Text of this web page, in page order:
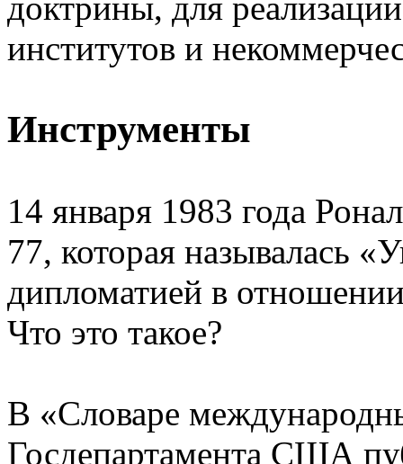
доктрины, для
институтов и
Инструменты
14 января 1983 года
77, которая называлась
дипломатией в
Что это такое?
В «Словаре
Госдепартамента США